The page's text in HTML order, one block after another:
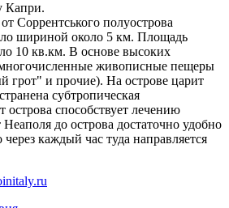
Капри.
Соррентського полуострова
шириной около 5 км. Площадь
10 кв.км. В основе высоких
живописные пещеры
грот" и прочие). На острове царит
субтропическая
острова способствует лечению
до острова достаточно удобно
каждый час туда направляется